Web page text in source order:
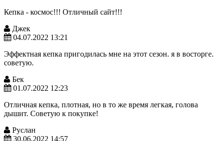
Кепка - космос!!! Отличный сайт!!!
Джек
04.07.2022 13:21
Эффектная кепка пригодилась мне на этот сезон. я в восторге.
советую.
Бек
01.07.2022 12:23
Отличная кепка, плотная, но в то же время легкая, голова
дышит. Советую к покупке!
Руслан
30.06.2022 14:57